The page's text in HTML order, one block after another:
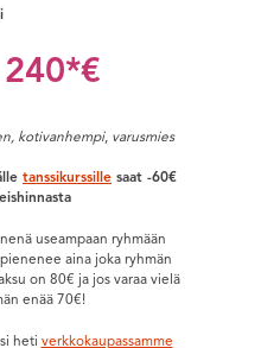
kotivanhempi, varusmies
tanssikurssille saat -60€
useampaan ryhmään
aina joka ryhmän
on 80€ ja jos varaa vielä
enää 70€!
heti verkkokaupassamme